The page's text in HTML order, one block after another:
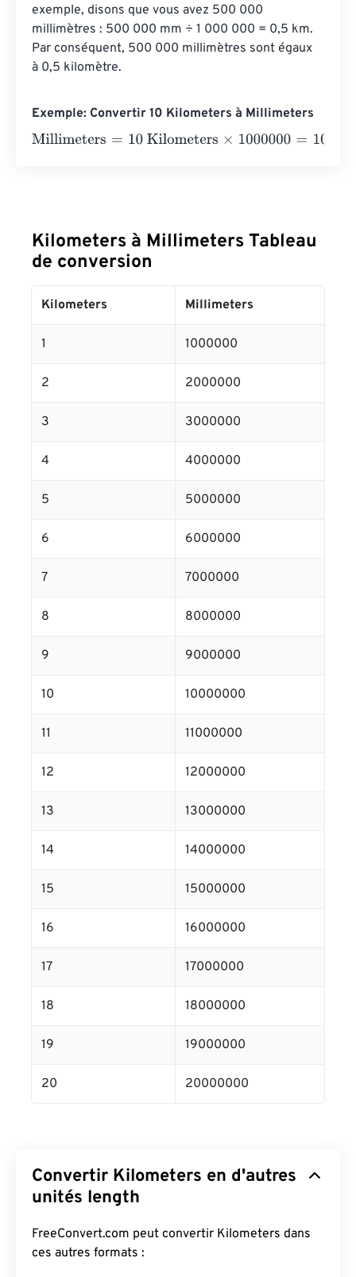
exemple, disons que vous avez 500 000
millimètres : 500 000 mm ÷ 1 000 000 = 0,5 km.
Par conséquent, 500 000 millimètres sont égaux
à 0,5 kilomètre.
Exemple: Convertir 10 Kilometers à Millimeters
Millimeters=10 Kilometers×1000000=10000000
Kilometers à Millimeters Tableau
de conversion
Kilometers Millimeters
1 1000000
2 2000000
3 3000000
4 4000000
5 5000000
6 6000000
7 7000000
8 8000000
9 9000000
10 10000000
11 11000000
12 12000000
13 13000000
14 14000000
15 15000000
16 16000000
17 17000000
18 18000000
19 19000000
20 20000000
Convertir Kilometers en d'autres
unités length
FreeConvert.com peut convertir Kilometers dans
ces autres formats :